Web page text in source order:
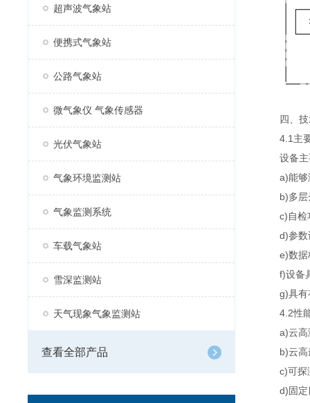
超声波气象站
便携式气象站
公路气象站
微气象仪 气象传感器
光伏气象站
气象环境监测站
气象监测系统
车载气象站
雪深监测站
天气现象气象监测站
查看全部产品
四、技
4.1主要
设备主
a)能够测
b)多层云
c)自检功
d)参数设
e)数据格
f)设备具
g)具有存
4.2性能
a)云高
b)云高
c)可探
d)固定目